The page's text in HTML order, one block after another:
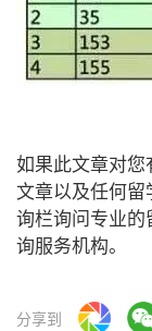
如果此文章对
文章以及任何
询栏询问专业
询服务机构。
分享到